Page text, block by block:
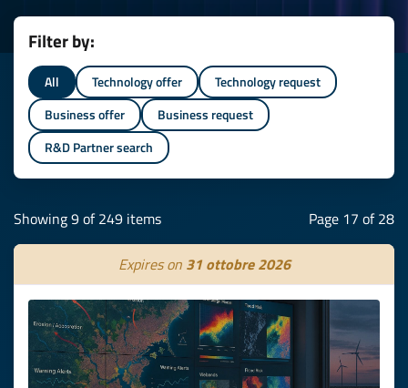
Filter by:
All Technology offer
Technology request
Business offer
Business request
R&D Partner search
Showing 9 of 249 items Page 17 of 28
Expires on 31 ottobre 2026